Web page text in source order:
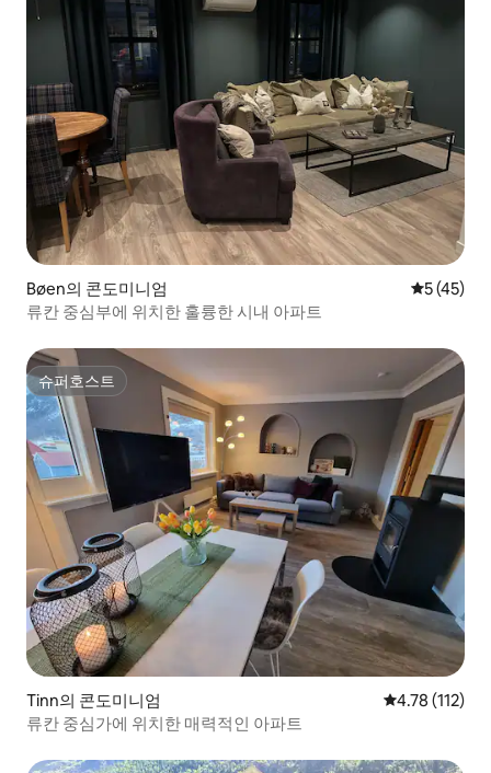
Bøen의 콘도미니엄 평점 5점
5 (45)
류칸 중심부에 위치한 훌륭한 시내 아파트
슈퍼호스트
슈퍼호스트
Tinn의 콘도미니엄 평점 4.78점(5
4.78 (112)
류칸 중심가에 위치한 매력적인 아파트